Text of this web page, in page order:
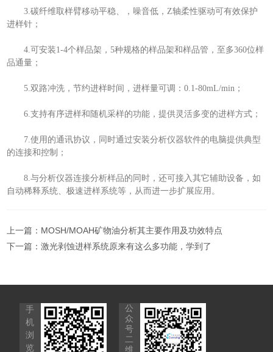
3.碳纤维取样臂移动平稳、，噪音低，Z轴柔性驱动可有效保护
进样针；
4.可安装1-4个样品架，5种规格的样品架和样品管，至多360位样
品通量；
5.双路冲洗，节约进样时间，进样量可调：0.1-80mL/min；
6.支持有序进样和随机采样的功能，提供灵活多变的进样方式；
7.使用的通讯协议，同时通过安装分析仪器软件的电脑提供典型
的连接和控制；
8.与分析仪器连接分析样品的同时，还可接入其它辅助设备，如
自动稀释系统、极速进样系统等，从而进一步扩展应用。
上一篇： MOSH/MOAH矿物油分析其主要作用及功效特点
下一篇：激光剥蚀进样系统原来有这么多功能，学到了
手
机
浏
览
公
众
号
二
维